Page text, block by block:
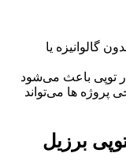
گالوانیزه یا
توپی باعث می‌شود
پروژه‌ ها می‌تواند
برزیل